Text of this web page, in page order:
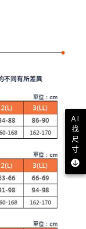
商店將以您的個人
蒐集、處理及利用，
及更正。
userRule
示為準，若有關於
home
後付」服務完成之交
相關給付款項請求債
同意方可使用
本公司不負相關責
戶狀況，依本公司即
本公司將視審查結果
現惡意使用之情形，
AI
找
尺
寸